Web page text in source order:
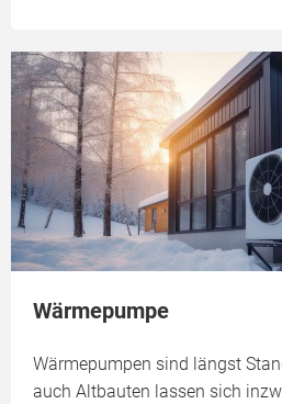
Wärmepumpe
Wärmepumpen sind längst
auch Altbauten lassen sich